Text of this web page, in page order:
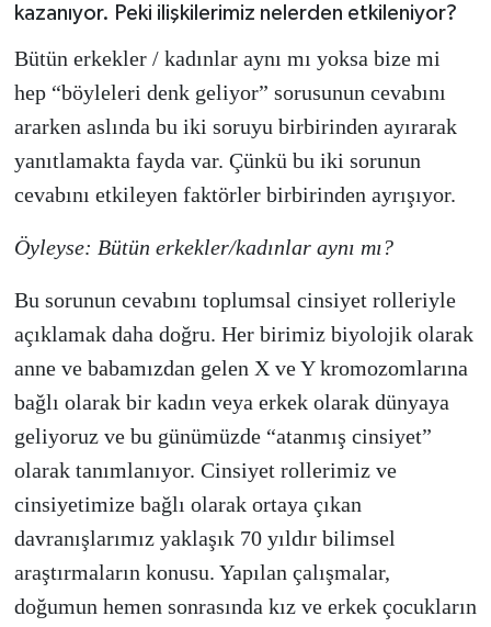
kazanıyor. Peki ilişkilerimiz nelerden etkileniyor?
Bütün erkekler / kadınlar aynı mı yoksa bize mi
hep “böyleleri denk geliyor” sorusunun cevabını
ararken aslında bu iki soruyu birbirinden ayırarak
yanıtlamakta fayda var. Çünkü bu iki sorunun
cevabını etkileyen faktörler birbirinden ayrışıyor.
Öyleyse: Bütün erkekler/kadınlar aynı mı?
Bu sorunun cevabını toplumsal cinsiyet rolleriyle
açıklamak daha doğru. Her birimiz biyolojik olarak
anne ve babamızdan gelen X ve Y kromozomlarına
bağlı olarak bir kadın veya erkek olarak dünyaya
geliyoruz ve bu günümüzde “atanmış cinsiyet”
olarak tanımlanıyor. Cinsiyet rollerimiz ve
cinsiyetimize bağlı olarak ortaya çıkan
davranışlarımız yaklaşık 70 yıldır bilimsel
araştırmaların konusu. Yapılan çalışmalar,
doğumun hemen sonrasında kız ve erkek çocukların
Turizm